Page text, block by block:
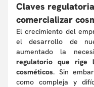
Claves
comercializar
El crecimiento del
el desarrollo de
aumentado la
regulatorio que rige
cosméticos. Sin
como compleja y